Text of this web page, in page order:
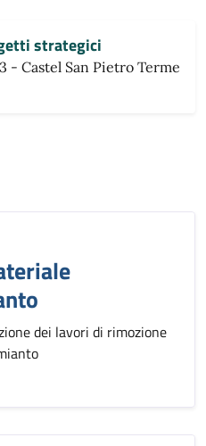
strategici
- Castel San Pietro Terme
dei lavori di rimozione